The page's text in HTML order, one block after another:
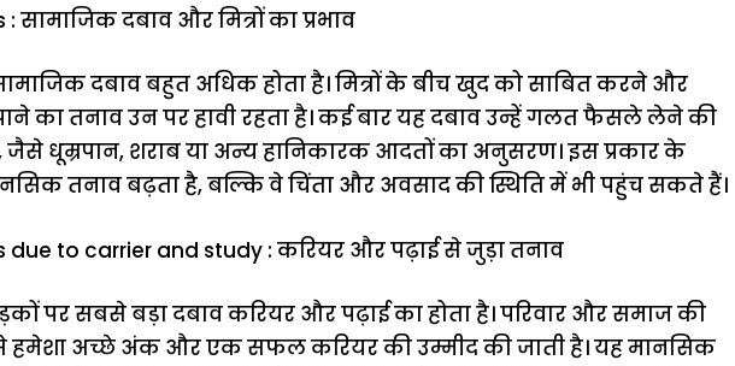
सामाजिक दबाव और मित्रों का प्रभाव
दबाव बहुत अधिक होता है। मित्रों के बीच खुद को साबित करने और
का तनाव उन पर हावी रहता है। कई बार यह दबाव उन्हें गलत फैसले लेने की
जैसे धूम्रपान, शराब या अन्य हानिकारक आदतों का अनुसरण। इस प्रकार के
तनाव बढ़ता है, बल्कि वे चिंता और अवसाद की स्थिति में भी पहुंच सकते हैं।
due to carrier and study : करियर और पढ़ाई से जुड़ा तनाव
पर सबसे बड़ा दबाव करियर और पढ़ाई का होता है। परिवार और समाज की
हमेशा अच्छे अंक और एक सफल करियर की उम्मीद की जाती है। यह मानसिक